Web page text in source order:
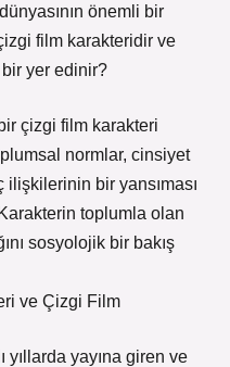
önemli bir
film karakteridir ve
yer edinir?
çizgi film karakteri
normlar, cinsiyet
bir yansıması
toplumla olan
sosyolojik bir bakış
ve Çizgi Film
yıllarda yayına giren ve